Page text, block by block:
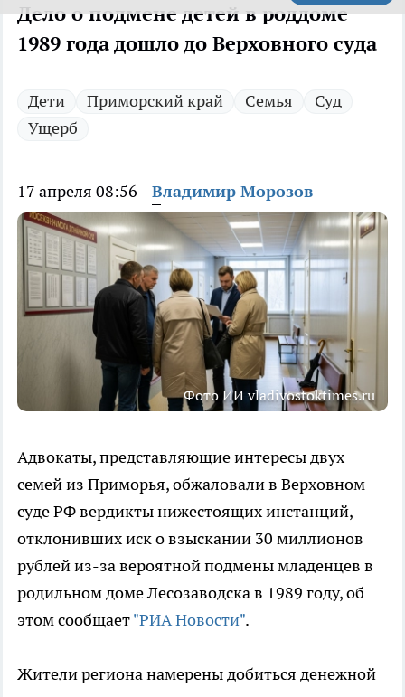
Дело о подмене детей в роддоме
1989 года дошло до Верховного суда
Дети Приморский край Семья
Суд
Ущерб
17 апреля 08:56 Владимир Морозов
Фото ИИ vladivostoktimes.ru
Адвокаты, представляющие интересы двух
семей из Приморья, обжаловали в Верховном
суде РФ вердикты нижестоящих инстанций,
отклонивших иск о взыскании 30 миллионов
рублей из-за вероятной подмены младенцев в
родильном доме Лесозаводска в 1989 году, об
этом сообщает"РИА Новости".
Жители региона намерены добиться денежной